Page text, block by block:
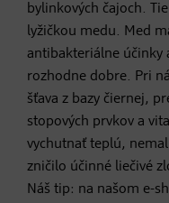
bylinkových čajoch.
lyžičkou medu. Med
antibakteriálne účinky
rozhodne dobre. Pri
šťava z bazy čiernej,
stopových prvkov a
vychutnať teplú,
zničilo účinné liečivé
Náš tip: na našom e-